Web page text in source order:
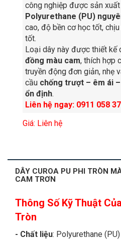
công nghiệp được sản
Polyurethane (PU)
cao, độ bền cơ học tốt,
tốt.
Loại dây này được thiết kế
đồng màu cam, thích hợp
truyền động đơn giản, nhẹ
cầu chống trượt – êm ái
ổn định.
Liên hệ ngay: 0911 058
Giá: Liên hệ
DÂY CUROA PU PHI TRÒN
CAM TRƠN
Thông Số Kỹ Thuật
Tròn
- Chất liệu: Polyurethane